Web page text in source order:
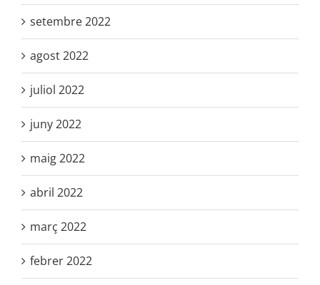
setembre 2022
agost 2022
juliol 2022
juny 2022
maig 2022
abril 2022
març 2022
febrer 2022